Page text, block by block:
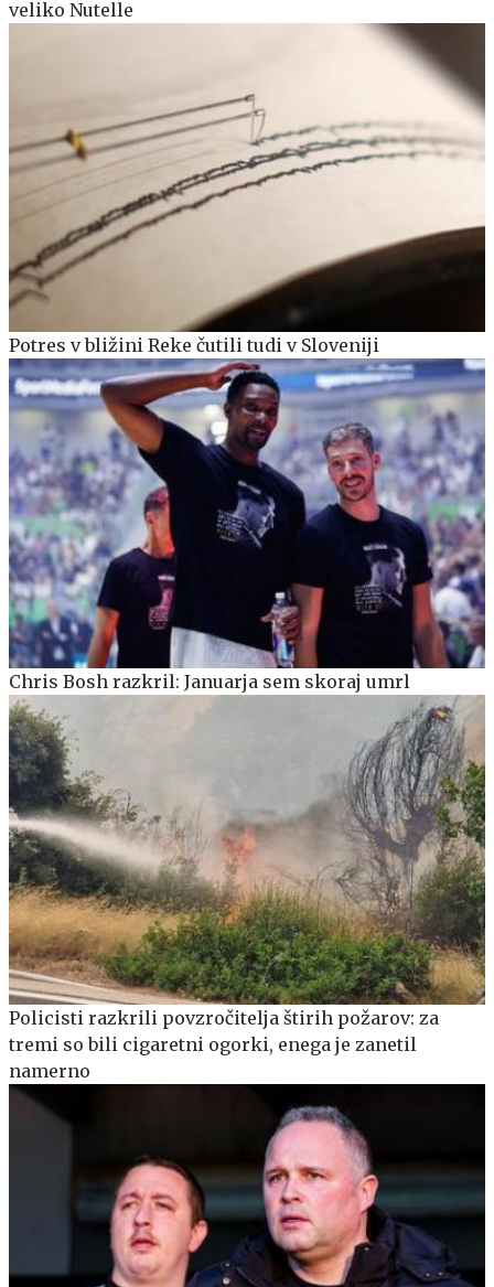
veliko Nutelle
Potres v bližini Reke čutili tudi v Sloveniji
Chris Bosh razkril: Januarja sem skoraj umrl
Policisti razkrili povzročitelja štirih požarov: za
tremi so bili cigaretni ogorki, enega je zanetil
namerno